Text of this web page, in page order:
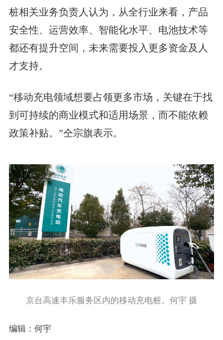
桩相关业务负责人认为，从全行业来看，产品
安全性、运营效率、智能化水平、电池技术等
都还有提升空间，未来需要投入更多资金及人
才支持。
“移动充电领域想要占领更多市场，关键在于找
到可持续的商业模式和适用场景，而不能依赖
政策补贴。”仝宗旗表示。
京台高速丰乐服务区内的移动充电桩。何宇 摄
编辑：何宇